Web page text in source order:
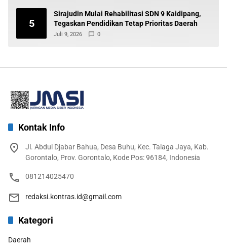
5
Sirajudin Mulai Rehabilitasi SDN 9 Kaidipang,
Tegaskan Pendidikan Tetap Prioritas Daerah
Juli 9, 2026 0
Kontak Info
Jl. Abdul Djabar Bahua, Desa Buhu, Kec. Talaga Jaya, Kab.
Gorontalo, Prov. Gorontalo, Kode Pos: 96184, Indonesia
081214025470
redaksi.kontras.id@gmail.com
Kategori
Daerah